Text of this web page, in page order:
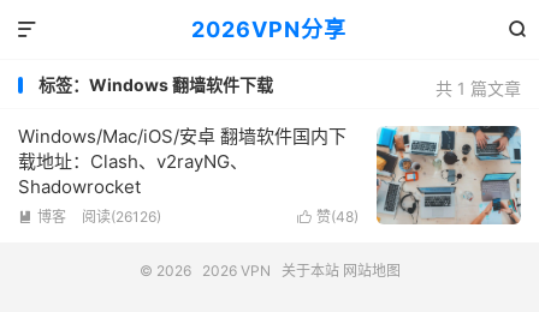
2026VPN分享 

共 1 篇文章
标签：Windows 翻墙软件下载
Windows/Mac/iOS/安卓 翻墙软件国内下
载地址：Clash、v2rayNG、
Shadowrocket
 赞(48)
 博客 阅读(26126)
© 2026 2026 VPN 关于本站 网站地图